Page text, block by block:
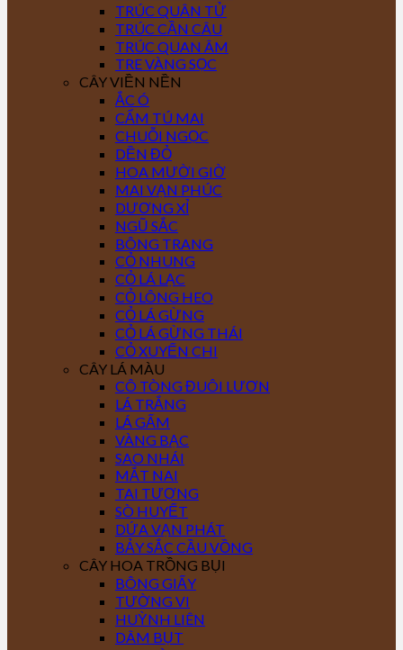
TRÚC QUÂN TỬ
TRÚC CẦN CÂU
TRÚC QUAN ÂM
TRE VÀNG SỌC
CÂY VIỀN NỀN
ẮC Ó
CẨM TÚ MAI
CHUỖI NGỌC
DỀN ĐỎ
HOA MƯỜI GIỜ
MAI VẠN PHÚC
DƯƠNG XỈ
NGŨ SẮC
BÔNG TRANG
CỎ NHUNG
CỎ LÁ LẠC
CỎ LÔNG HEO
CỎ LÁ GỪNG
CỎ LÁ GỪNG THÁI
CỎ XUYẾN CHI
CÂY LÁ MÀU
CÔ TÒNG ĐUÔI LƯƠN
LÁ TRẮNG
LÁ GẤM
VÀNG BẠC
SAO NHÁI
MẮT NAI
TAI TƯỢNG
SÒ HUYẾT
DỨA VẠN PHÁT
BẢY SẮC CẦU VỒNG
CÂY HOA TRỒNG BỤI
BÔNG GIẤY
TƯỜNG VI
HUỲNH LIÊN
DÂM BỤT